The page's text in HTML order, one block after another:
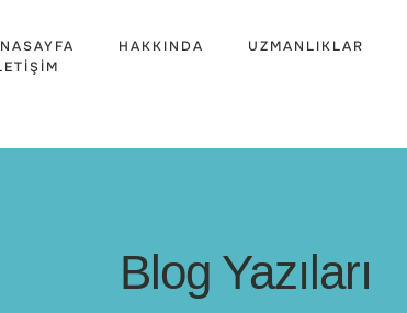
HAKKINDA UZMANLIKLAR
Blog Yazıları